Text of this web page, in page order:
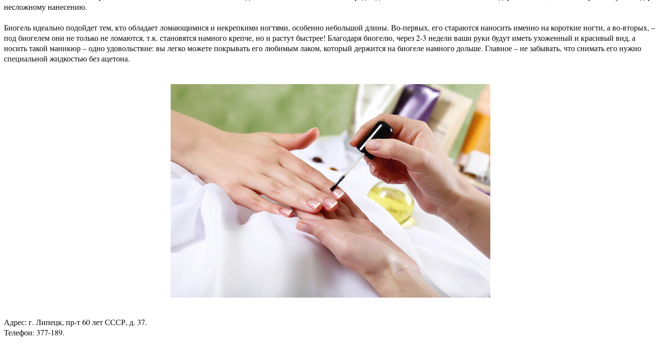
несложному нанесению.
Биогель идеально подойдет тем, кто обладает ломающимися и некрепкими ногтями, особенно небольшой длины. Во-первых, его стараются наносить именно на короткие ногти, а во-вторых, –
под биогелем они не только не ломаются, т.к. становятся намного крепче, но и растут быстрее! Благодаря биогелю, через 2-3 недели ваши руки будут иметь ухоженный и красивый вид, а
носить такой маникюр – одно удовольствие: вы легко можете покрывать его любимым лаком, который держится на биогеле намного дольше. Главное – не забывать, что снимать его нужно
специальной жидкостью без ацетона.
Адрес: г. Липецк, пр-т 60 лет СССР, д. 37.
Телефон: 377-189.